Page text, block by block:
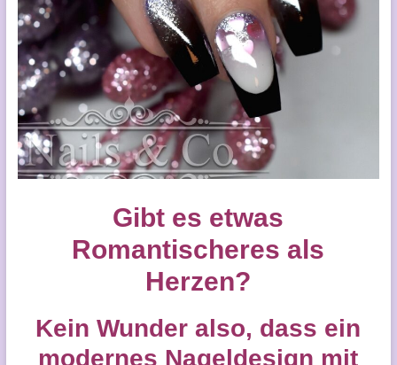
Gibt es etwas
Romantischeres als
Herzen?
Kein Wunder also, dass ein
modernes Nageldesign mit